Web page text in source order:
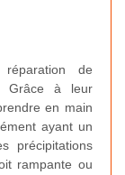
de
Grâce à leur
en main
ayant un
précipitations
rampante ou